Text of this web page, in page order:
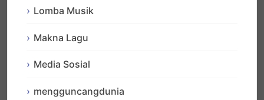
Lomba Musik
Makna Lagu
Media Sosial
mengguncangdunia